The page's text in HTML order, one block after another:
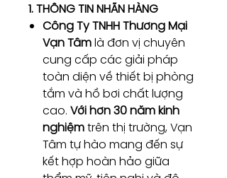
1. THÔNG TIN NHÃN HÀNG
Công Ty TNHH Thương Mại
Vạn Tâmlà đơn vị chuyên
cung cấp các giải pháp
toàn diện về thiết bị phòng
tắm và hồ bơi chất lượng
cao. Với hơn 30 năm kinh
nghiệmtrên thị trường, Vạn
Tâm tự hào mang đến sự
kết hợp hoàn hảo giữa